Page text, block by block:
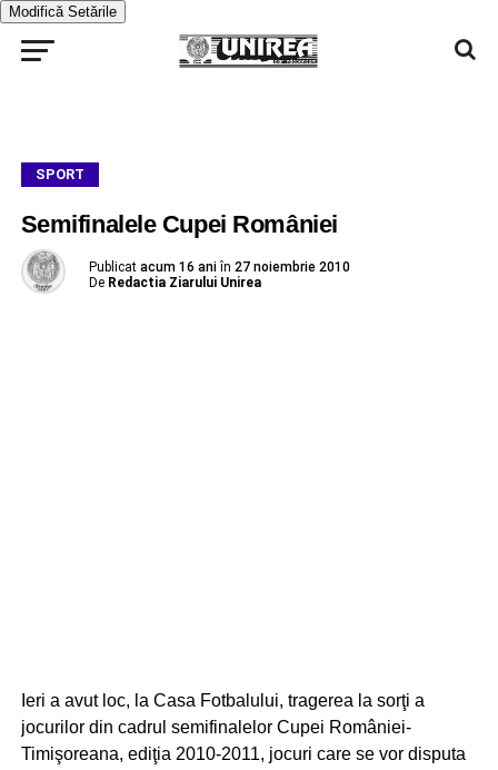
Modifică Setările
SPORT
Semifinalele Cupei României
Publicat acum 16 ani în 27 noiembrie 2010
De Redactia Ziarului Unirea
Ieri a avut loc, la Casa Fotbalului, tragerea la sorţi a
jocurilor din cadrul semifinalelor Cupei României-
Timişoreana, ediţia 2010-2011, jocuri care se vor disputa